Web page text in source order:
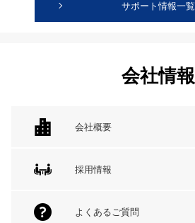
サポート情報一覧
会社情報
会社概要
採用情報
よくあるご質問